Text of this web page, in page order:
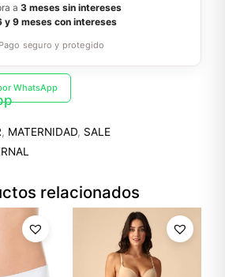
a 3 meses sin intereses
y 9 meses con intereses
Pago seguro y protegido
WhatsApp
, MATERNIDAD, SALE
relacionados